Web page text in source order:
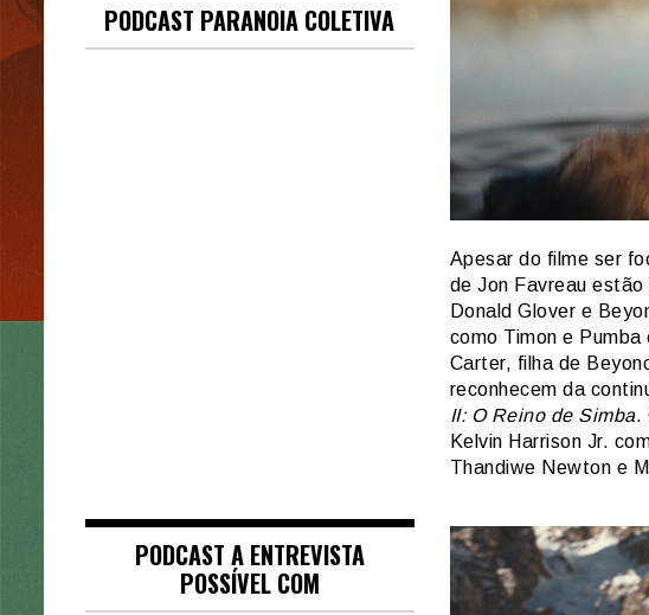
Apesar do filme ser
de Jon Favreau
Donald Glover e
como Timon e
Carter, filha de
reconhecem da
II: O Reino de Simba.
Kelvin Harrison Jr.
Thandiwe Newton e
PODCAST PARANOIA COLETIVA
PODCAST A ENTREVISTA
POSSÍVEL COM